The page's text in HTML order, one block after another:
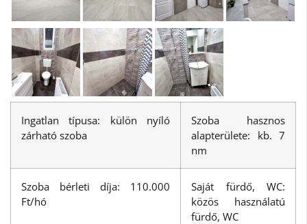
Ingatlan típusa: külön nyíló
zárható szoba
Szoba hasznos
alapterülete: kb. 7
nm
Szoba bérleti díja: 110.000
Ft/hó
Saját fürdő, WC:
közös használatú
fürdő, WC